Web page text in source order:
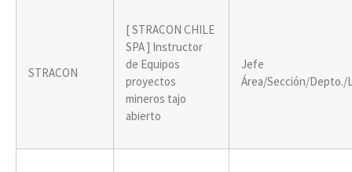
STRACON
[ STRACON CHILE
SPA ] Instructor
de Equipos
proyectos
mineros tajo
abierto
Jefe
Área/Sección/Depto./